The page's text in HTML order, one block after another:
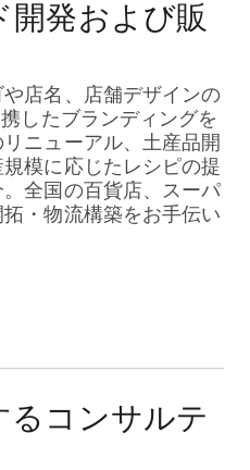
開発および販
店名、店舗デザインの
したブランディングを
ニューアル、土産品開
模に応じたレシピの提
全国の百貨店、スーパ
・物流構築をお手伝い
るコンサルテ